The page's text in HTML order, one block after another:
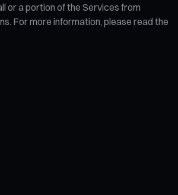
or a portion of the Services from
For more information, please read the